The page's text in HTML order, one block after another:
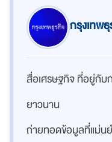
กรุงเทพ
สื่อเศรษฐกิจ ที่อยู่กับ
ยาวนาน
ถ่ายทอดข้อมูลที่แม่น